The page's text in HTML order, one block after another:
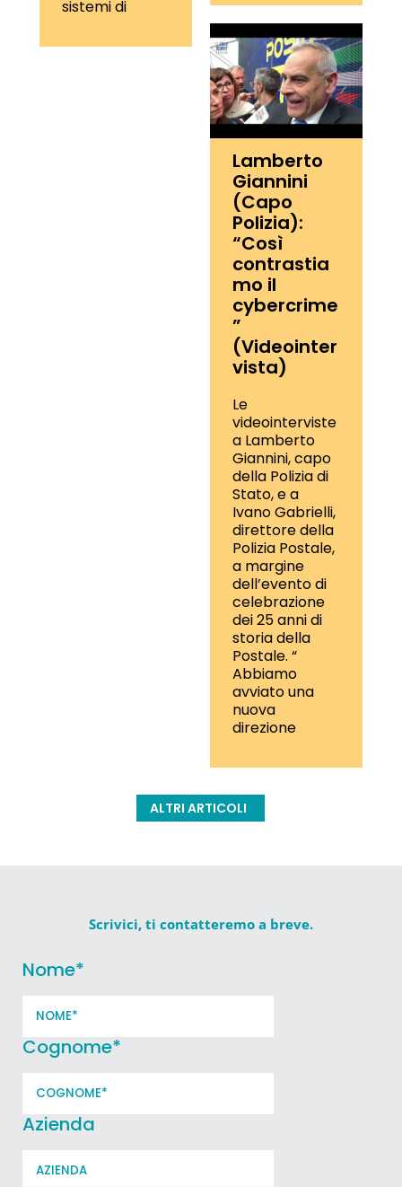
sistemi di
Lamberto
Giannini
(Capo
Polizia):
“Così
contrastia
mo il
cybercrime
”
(Videointer
vista)
Le
videointerviste
a Lamberto
Giannini, capo
della Polizia di
Stato, e a
Ivano Gabrielli,
direttore della
Polizia Postale,
a margine
dell’evento di
celebrazione
dei 25 anni di
storia della
Postale. “
Abbiamo
avviato una
nuova
direzione
ALTRI ARTICOLI
Scrivici, ti contatteremo a breve.
Nome*
Cognome*
Azienda